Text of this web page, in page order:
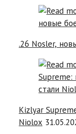
.26 Nosler,
Kizlyar
Niolox